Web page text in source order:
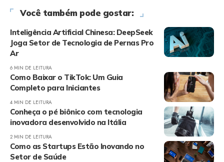
Você também pode gostar:
Inteligência Artificial Chinesa: DeepSeek
Joga Setor de Tecnologia de Pernas Pro
Ar
6 MIN DE LEITURA
Como Baixar o TikTok: Um Guia
Completo para Iniciantes
4 MIN DE LEITURA
Conheça o pé biônico com tecnologia
inovadora desenvolvido na Itália
2 MIN DE LEITURA
Como as Startups Estão Inovando no
Setor de Saúde